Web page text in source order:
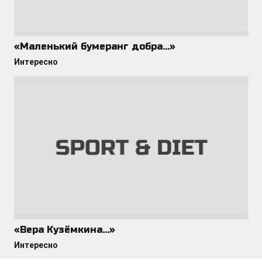
«Маленький бумеранг добра…»
Интересно
«Вера Кузёмкина…»
Интересно